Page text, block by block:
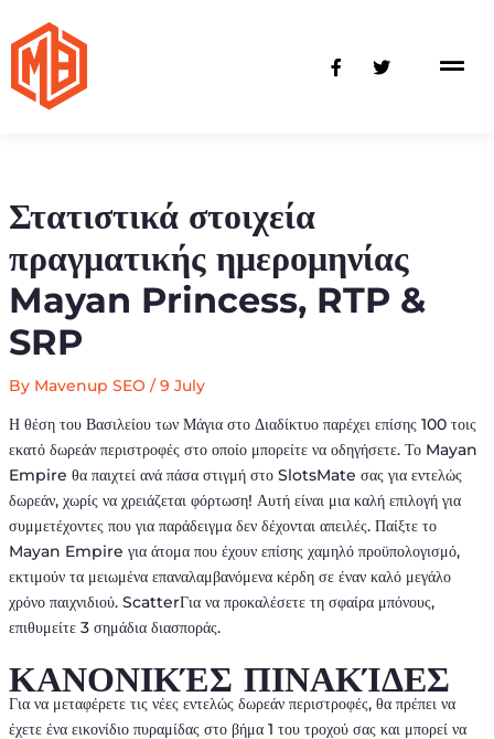
content
F
a
T
w
Στατιστικά στοιχεία
πραγματικής ημερομηνίας
Mayan Princess, RTP &
SRP
By Mavenup SEO / 9 July
Η θέση του Βασιλείου των Μάγια στο Διαδίκτυο παρέχει επίσης 100 τοις
εκατό δωρεάν περιστροφές στο οποίο μπορείτε να οδηγήσετε. Το Mayan
Empire θα παιχτεί ανά πάσα στιγμή στο SlotsMate σας για εντελώς
δωρεάν, χωρίς να χρειάζεται φόρτωση! Αυτή είναι μια καλή επιλογή για
συμμετέχοντες που για παράδειγμα δεν δέχονται απειλές. Παίξτε το
Mayan Empire για άτομα που έχουν επίσης χαμηλό προϋπολογισμό,
εκτιμούν τα μειωμένα επαναλαμβανόμενα κέρδη σε έναν καλό μεγάλο
χρόνο παιχνιδιού. ScatterΓια να προκαλέσετε τη σφαίρα μπόνους,
επιθυμείτε 3 σημάδια διασποράς.
ΚΑΝΟΝΙΚΈΣ ΠΙΝΑΚΊΔΕΣ
Για να μεταφέρετε τις νέες εντελώς δωρεάν περιστροφές, θα πρέπει να
έχετε ένα εικονίδιο πυραμίδας στο βήμα 1 του τροχού σας και μπορεί να